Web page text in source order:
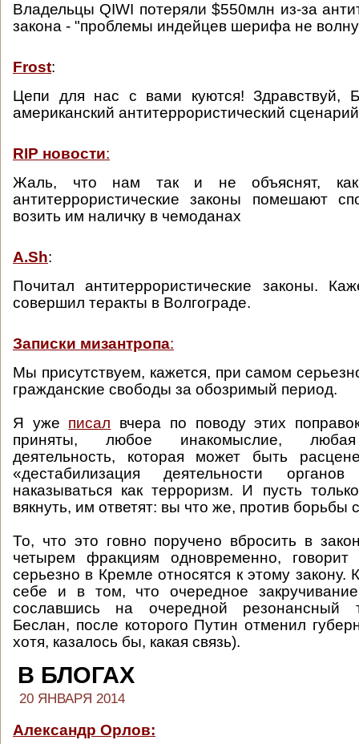
Владельцы QIWI потеряли $550млн из-за
закона - "проблемы индейцев шерифа не
Frost:
Цепи для нас с вами куются! Здравствуй,
американский антитеррористический
RIP новости:
Жаль, что нам так и не объяснят,
антитеррористические законы помешают
возить им наличку в чемоданах
A.Sh:
Почитал антитеррористические законы.
совершил теракты в Волгограде.
Записки мизантропа:
Мы присутствуем, кажется, при самом
гражданские свободы за обозримый период.
Я уже писал вчера по поводу этих
приняты, любое инакомыслие, любая
деятельность, которая может быть
«дестабилизация деятельности
наказываться как терроризм. И пусть
вякнуть, им ответят: вы что же, против борьбы
То, что это говно поручено вбросить в
четырем фракциям одновременно,
серьезно в Кремле относятся к этому закону.
себе и в том, что очередное закручивание
сославшись на очередной резонансный
Беслан, после которого Путин отменил
хотя, казалось бы, какая связь).
В БЛОГАХ
20 ЯНВАРЯ 2014
Александр Орлов: